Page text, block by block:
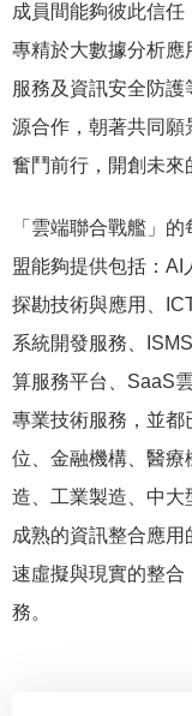
成員間能夠彼此信
專精於大數據分析應
服務及資訊安全防
源合作，朝著共同願
奮鬥前行，開創未來
「雲端聯合戰艦」
盟能夠提供包括：AI
探勘技術與應用、
系統開發服務、
算服務平台、SaaS
專業技術服務，並都
位、金融機構、醫療
造、工業製造、中大
成熟的資訊整合應
速虛擬與現實的整合
務。